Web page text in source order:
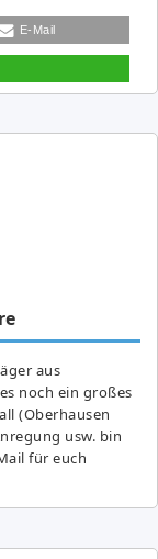
E-Mail
aus
noch ein großes
(Oberhausen
usw. bin
für euch